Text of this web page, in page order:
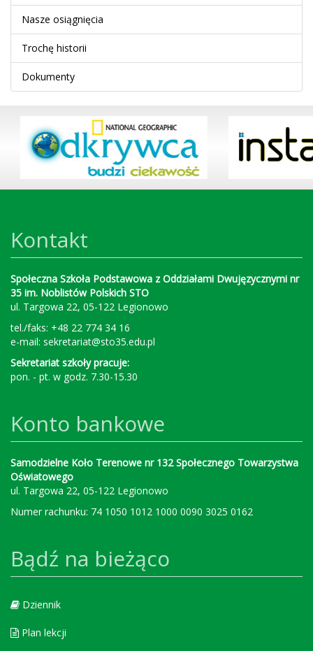
Nasze osiągnięcia
Trochę historii
Dokumenty
Kontakt
Społeczna Szkoła Podstawowa z Oddziałami Dwujęzycznymi nr
35 im. Noblistów Polskich STO
ul. Targowa 22, 05-122 Legionowo
tel./faks: +48 22 774 34 16
e-mail: sekretariat@sto35.edu.pl
Sekretariat szkoły pracuje:
pon. - pt. w godz. 7.30-15.30
Konto bankowe
Samodzielne Koło Terenowe nr 132 Społecznego Towarzystwa
Oświatowego
ul. Targowa 22, 05-122 Legionowo
Numer rachunku: 74 1050 1012 1000 0090 3025 0162
Bądź na bieżąco
Dziennik
Plan lekcji